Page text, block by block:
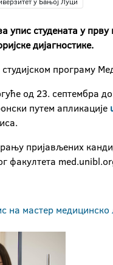
упис студената у прву
дијагностике.
програму
од 23. септембра
путем апликације
пријављених
факултета
на мастер медицинско